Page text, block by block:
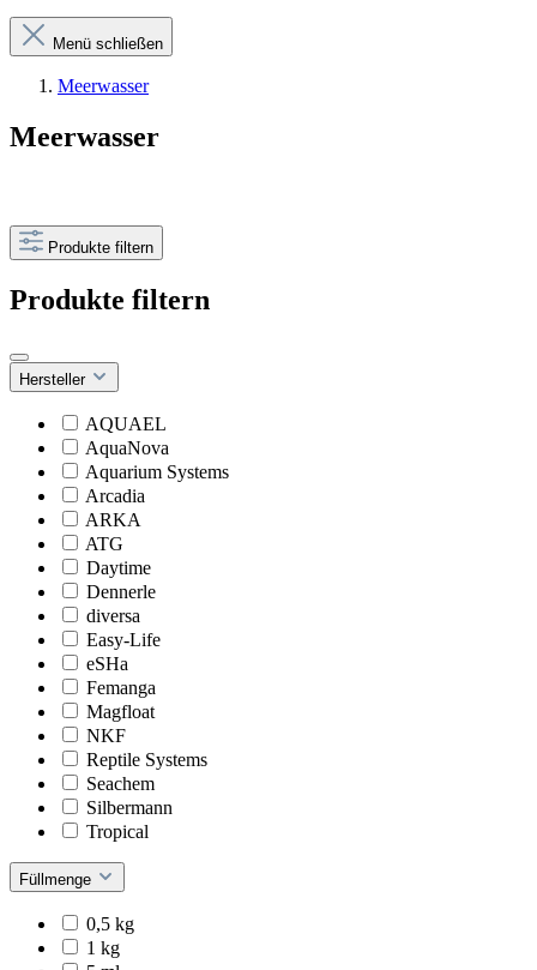
Menü schließen
Meerwasser
Meerwasser
Produkte filtern
Produkte filtern
Hersteller
AQUAEL
AquaNova
Aquarium Systems
Arcadia
ARKA
ATG
Daytime
Dennerle
diversa
Easy-Life
eSHa
Femanga
Magfloat
NKF
Reptile Systems
Seachem
Silbermann
Tropical
Füllmenge
0,5 kg
1 kg